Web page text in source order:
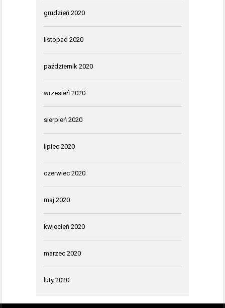
grudzień 2020
listopad 2020
październik 2020
wrzesień 2020
sierpień 2020
lipiec 2020
czerwiec 2020
maj 2020
kwiecień 2020
marzec 2020
luty 2020